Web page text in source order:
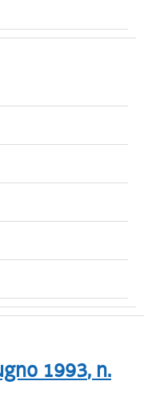
1993, n.